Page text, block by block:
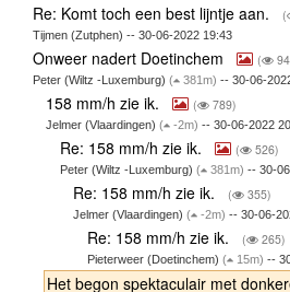
Re: Komt toch een best lijntje aan. (
Tijmen (Zutphen) -- 30-06-2022 19:43
Onweer nadert Doetinchem (
Peter (Wiltz -Luxemburg) ( 381m) -- 30-06-
158 mm/h zie ik. ( 789)
Jelmer (Vlaardingen)( -2m) -- 30-06-2022
Re: 158 mm/h zie ik. ( 526)
Peter (Wiltz -Luxemburg) ( 381m) -- 30-
Re: 158 mm/h zie ik. ( 355)
Jelmer (Vlaardingen)( -2m) -- 30-06-
Re: 158 mm/h zie ik. ( 265)
Pieterweer (Doetinchem) ( 15m) --
Het begon spektaculair met